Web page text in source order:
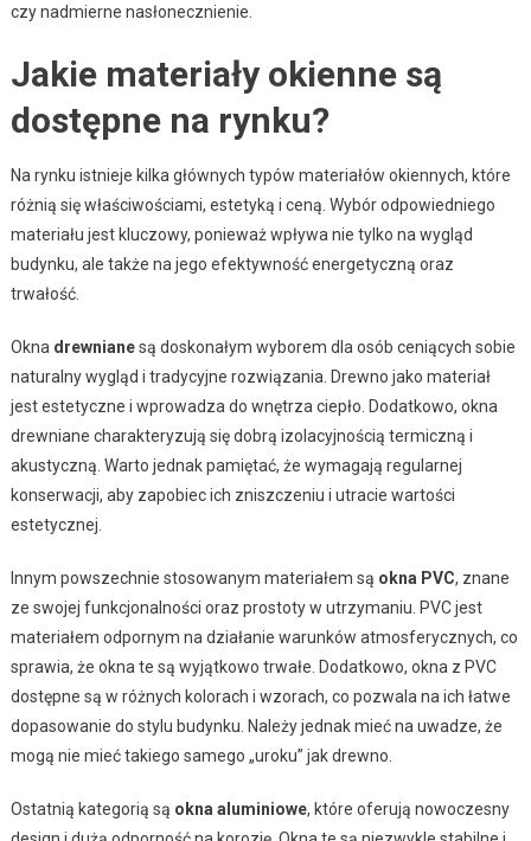
czy nadmierne nasłonecznienie.
Jakie materiały okienne są
dostępne na rynku?
Na rynku istnieje kilka głównych typów materiałów okiennych, które
różnią się właściwościami, estetyką i ceną. Wybór odpowiedniego
materiału jest kluczowy, ponieważ wpływa nie tylko na wygląd
budynku, ale także na jego efektywność energetyczną oraz
trwałość.
Okna drewnianesą doskonałym wyborem dla osób ceniących sobie
naturalny wygląd i tradycyjne rozwiązania. Drewno jako materiał
jest estetyczne i wprowadza do wnętrza ciepło. Dodatkowo, okna
drewniane charakteryzują się dobrą izolacyjnością termiczną i
akustyczną. Warto jednak pamiętać, że wymagają regularnej
konserwacji, aby zapobiec ich zniszczeniu i utracie wartości
estetycznej.
Innym powszechnie stosowanym materiałem są okna PVC, znane
ze swojej funkcjonalności oraz prostoty w utrzymaniu. PVC jest
materiałem odpornym na działanie warunków atmosferycznych, co
sprawia, że okna te są wyjątkowo trwałe. Dodatkowo, okna z PVC
dostępne są w różnych kolorach i wzorach, co pozwala na ich łatwe
dopasowanie do stylu budynku. Należy jednak mieć na uwadze, że
mogą nie mieć takiego samego „uroku” jak drewno.
Ostatnią kategorią są okna aluminiowe, które oferują nowoczesny